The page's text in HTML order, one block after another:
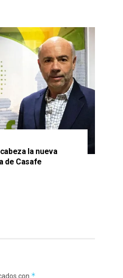
la nueva
de Casafe
con *